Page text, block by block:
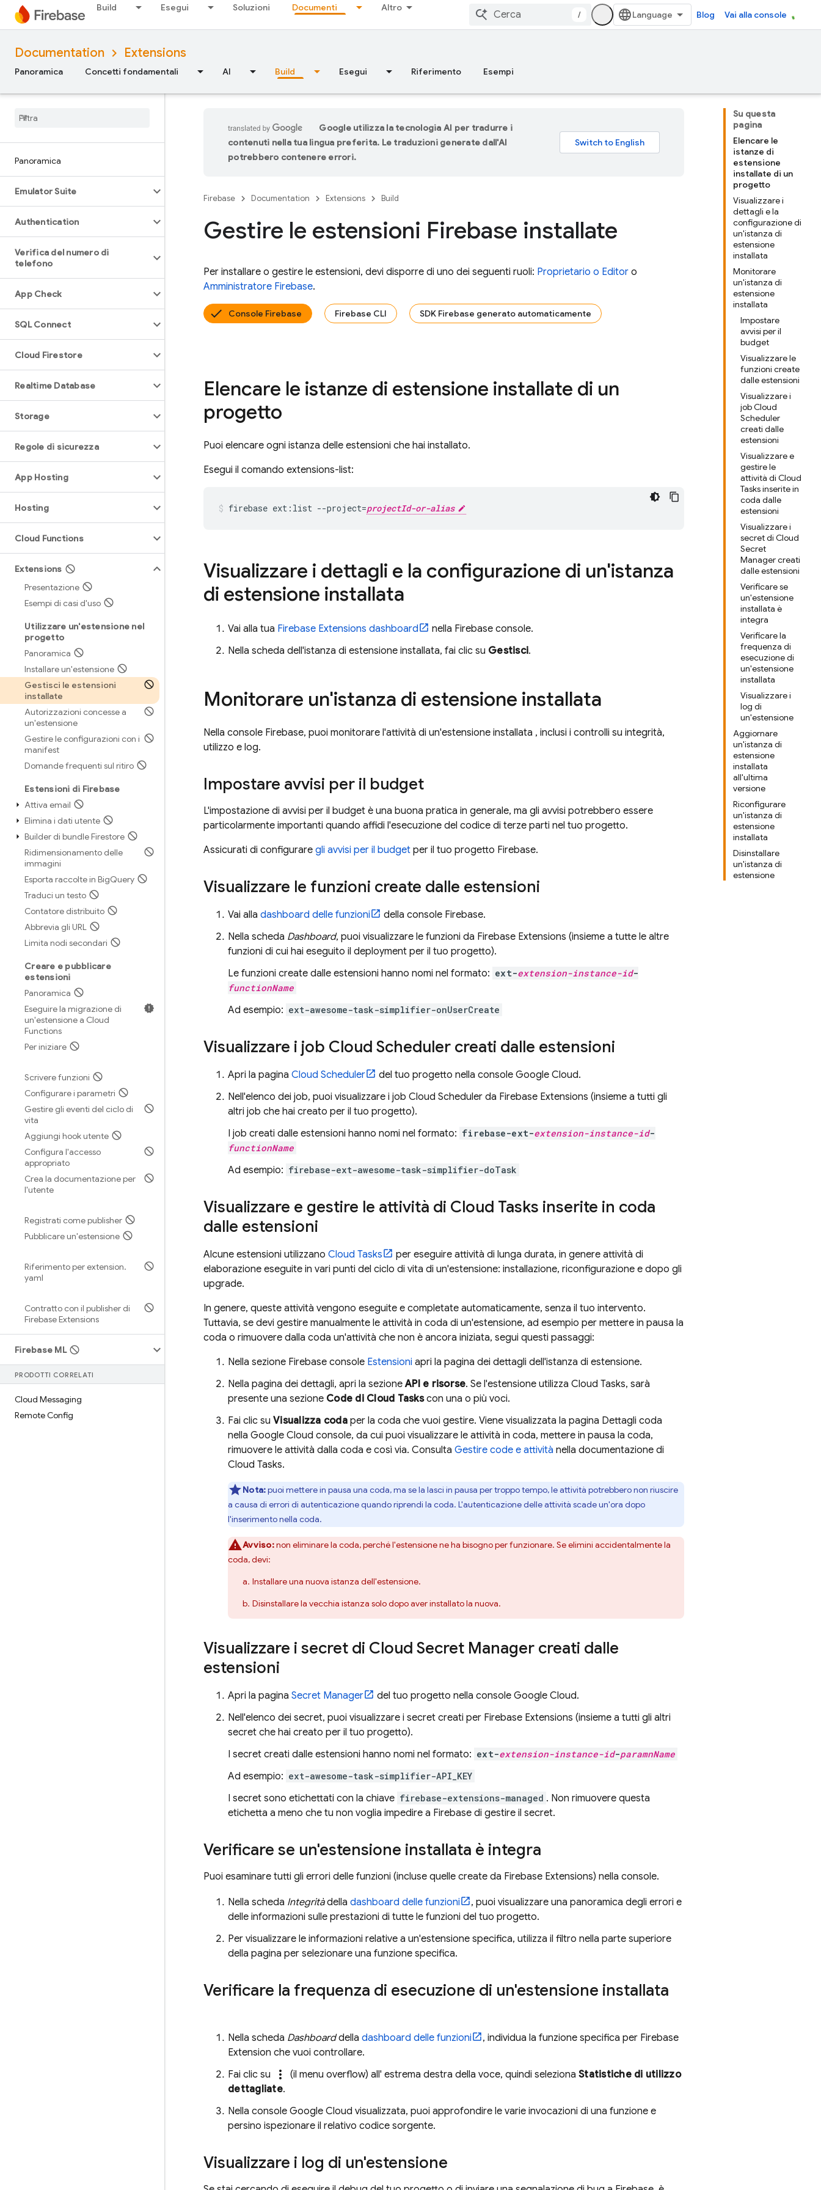
Build Esegui Soluzioni Documenti Altro
/ Blog Vai alla console
Documentation Extensions
Panoramica Concetti fondamentali AI Build Esegui Riferimento Esempi
Panoramica
Emulator Suite
Authentication
Verifica del numero di
telefono
App Check
SQL Connect
Cloud Firestore
Realtime Database
Storage
Regole di sicurezza
App Hosting
Hosting
Cloud Functions
Extensions
Presentazione
Esempi di casi d'uso
Utilizzare un'estensione nel
progetto
Panoramica
Installare un'estensione
Gestisci le estensioni
installate
Autorizzazioni concesse a
un'estensione
Gestire le configurazioni con i
manifest
Domande frequenti sul ritiro
Estensioni di Firebase
Attiva email
Elimina i dati utente
Builder di bundle Firestore
Ridimensionamento delle
immagini
Esporta raccolte in BigQuery
Traduci un testo
Contatore distribuito
Abbrevia gli URL
Limita nodi secondari
Creare e pubblicare
estensioni
Panoramica
Eseguire la migrazione di
un'estensione a Cloud
Functions
Per iniziare
Scrivere funzioni
Configurare i parametri
Gestire gli eventi del ciclo di
vita
Aggiungi hook utente
Configura l'accesso
appropriato
Crea la documentazione per
l'utente
Registrati come publisher
Pubblicare un'estensione
Riferimento per extension.
yaml
Contratto con il publisher di
Firebase Extensions
Firebase ML
PRODOTTI CORRELATI
Cloud Messaging
Remote Config
Su questa
pagina
Elencare le
istanze di
estensione
installate di un
progetto
Visualizzare i
dettagli e la
configurazione di
un'istanza di
estensione
installata
Monitorare
un'istanza di
estensione
installata
Impostare
avvisi per il
budget
Visualizzare le
funzioni create
dalle estensioni
Visualizzare i
job Cloud
Scheduler
creati dalle
estensioni
Visualizzare e
gestire le
attività di Cloud
Tasks inserite in
coda dalle
estensioni
Visualizzare i
secret di Cloud
Secret
Manager creati
dalle estensioni
Verificare se
un'estensione
installata è
integra
Verificare la
frequenza di
esecuzione di
un'estensione
installata
Visualizzare i
log di
un'estensione
Aggiornare
un'istanza di
estensione
installata
all'ultima
versione
Riconfigurare
un'istanza di
estensione
installata
Disinstallare
un'istanza di
estensione
Google utilizza la tecnologia AI per tradurre i
contenuti nella tua lingua preferita. Le traduzioni generate dall'AI
potrebbero contenere errori.
Firebase Documentation Extensions Build
Gestire le estensioni Firebase installate
Per installare o gestire le estensioni, devi disporre di uno dei seguenti ruoli: Proprietario o Editor o
Amministratore Firebase.
Console Firebase Firebase CLI SDK Firebase generato automaticamente
Elencare le istanze di estensione installate di un
progetto
Puoi elencare ogni istanza delle estensioni che hai installato.
Esegui il comando extensions-list:
firebase ext:list --project=projectId-or-alias
Visualizzare i dettagli e la configurazione di un'istanza
di estensione installata
Vai alla tua Firebase Extensions dashboard nella Firebase console.
Nella scheda dell'istanza di estensione installata, fai clic su Gestisci.
Monitorare un'istanza di estensione installata
Nella console Firebase, puoi monitorare l'attività di un'estensione installata , inclusi i controlli su integrità,
utilizzo e log.
Impostare avvisi per il budget
L'impostazione di avvisi per il budget è una buona pratica in generale, ma gli avvisi potrebbero essere
particolarmente importanti quando affidi l'esecuzione del codice di terze parti nel tuo progetto.
Assicurati di configurare gli avvisi per il budget per il tuo progetto Firebase.
Visualizzare le funzioni create dalle estensioni
Vai alla dashboard delle funzioni della console Firebase.
Nella scheda Dashboard, puoi visualizzare le funzioni da Firebase Extensions (insieme a tutte le altre
funzioni di cui hai eseguito il deployment per il tuo progetto).
Le funzioni create dalle estensioni hanno nomi nel formato: ext-extension-instance-id-
functionName
Ad esempio: ext-awesome-task-simplifier-onUserCreate
Visualizzare i job Cloud Scheduler creati dalle estensioni
Apri la pagina Cloud Scheduler del tuo progetto nella console Google Cloud.
Nell'elenco dei job, puoi visualizzare i job Cloud Scheduler da Firebase Extensions (insieme a tutti gli
altri job che hai creato per il tuo progetto).
I job creati dalle estensioni hanno nomi nel formato: firebase-ext-extension-instance-id-
functionName
Ad esempio: firebase-ext-awesome-task-simplifier-doTask
Visualizzare e gestire le attività di Cloud Tasks inserite in coda
dalle estensioni
Alcune estensioni utilizzano Cloud Tasks
per eseguire attività di lunga durata, in genere attività di
elaborazione eseguite in vari punti del ciclo di vita di un'estensione: installazione, riconfigurazione e dopo gli
upgrade.
In genere, queste attività vengono eseguite e completate automaticamente, senza il tuo intervento.
Tuttavia, se devi gestire manualmente le attività in coda di un'estensione, ad esempio per mettere in pausa la
coda o rimuovere dalla coda un'attività che non è ancora iniziata, segui questi passaggi:
Nella sezione Firebase console Estensioni apri la pagina dei dettagli dell'istanza di estensione.
Nella pagina dei dettagli, apri la sezioneAPI e risorse. Se l'estensione utilizza Cloud Tasks, sarà
presente una sezione Code di Cloud Taskscon una o più voci.
Fai clic su Visualizza codaper la coda che vuoi gestire. Viene visualizzata la pagina Dettagli coda
nella Google Cloud console, da cui puoi visualizzare le attività in coda, mettere in pausa la coda,
rimuovere le attività dalla coda e così via. Consulta Gestire code e attività nella documentazione di
Cloud Tasks.
Nota:puoi mettere in pausa una coda, ma se la lasci in pausa per troppo tempo, le attività potrebbero non riuscire
a causa di errori di autenticazione quando riprendi la coda. L'autenticazione delle attività scade un'ora dopo
l'inserimento nella coda.
Avviso:non eliminare la coda, perché l'estensione ne ha bisogno per funzionare. Se elimini accidentalmente la
coda, devi:
Installare una nuova istanza dell'estensione.
Disinstallare la vecchia istanza solo dopo aver installato la nuova.
Visualizzare i secret di Cloud Secret Manager creati dalle
estensioni
Apri la pagina Secret Manager del tuo progetto nella console Google Cloud.
Nell'elenco dei secret, puoi visualizzare i secret creati per Firebase Extensions (insieme a tutti gli altri
secret che hai creato per il tuo progetto).
I secret creati dalle estensioni hanno nomi nel formato: ext-extension-instance-id-paramnName
Ad esempio: ext-awesome-task-simplifier-API_KEY
I secret sono etichettati con la chiave firebase-extensions-managed . Non rimuovere questa
etichetta a meno che tu non voglia impedire a Firebase di gestire il secret.
Verificare se un'estensione installata è integra
Puoi esaminare tutti gli errori delle funzioni (incluse quelle create da Firebase Extensions) nella console.
Nella scheda Integritàdella dashboard delle funzioni
, puoi visualizzare una panoramica degli errori e
delle informazioni sulle prestazioni di tutte le funzioni del tuo progetto.
Per visualizzare le informazioni relative a un'estensione specifica, utilizza il filtro nella parte superiore
della pagina per selezionare una funzione specifica.
Verificare la frequenza di esecuzione di un'estensione installata
Nella scheda Dashboarddella dashboard delle funzioni , individua la funzione specifica per Firebase
Extension che vuoi controllare.
Fai clic su
more_vert (il menu overflow) all' estrema destra della voce, quindi seleziona Statistiche di utilizzo
dettagliate.
Nella console Google Cloud visualizzata, puoi approfondire le varie invocazioni di una funzione e
persino ispezionare il relativo codice sorgente.
Visualizzare i log di un'estensione